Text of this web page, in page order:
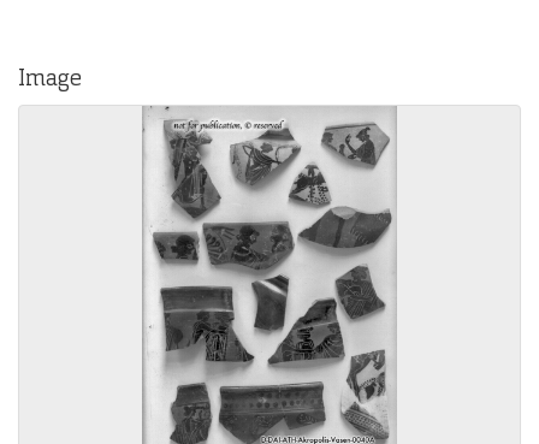
Image